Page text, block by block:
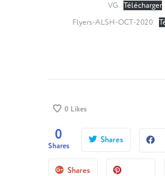
VG Télécharger
Flyers-ALSH-OCT-2020
0 Likes
0
Shares
Shares
Shares